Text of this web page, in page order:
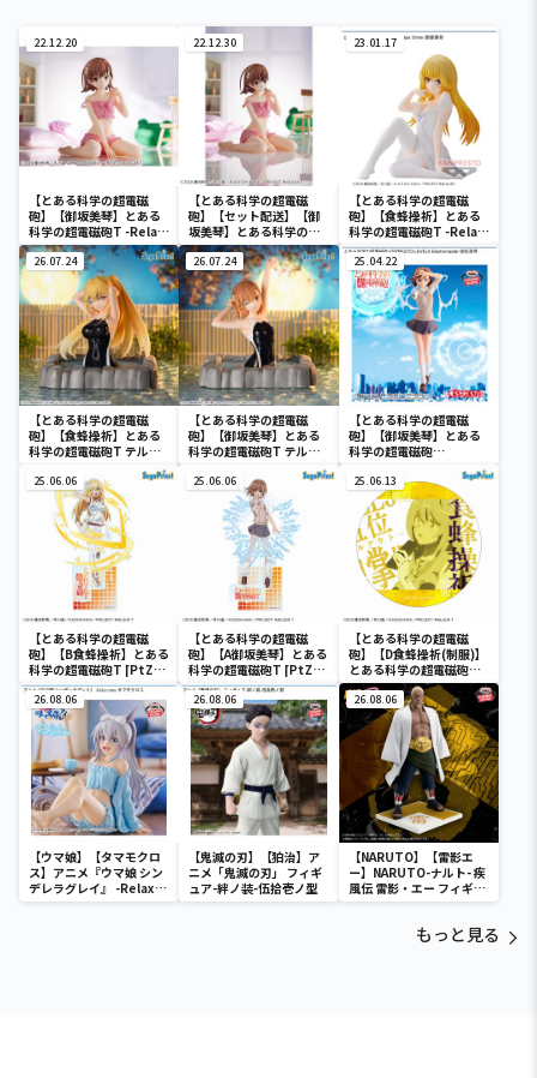
22.12.20
【とある科学の超電磁
砲】【御坂美琴】とある
科学の超電磁砲T -Relax
time-御坂美琴
22.12.30
【とある科学の超電磁
砲】【セット配送】【御
坂美琴】とある科学の超
電磁砲T -Relax time-御
坂美琴
23.01.17
【とある科学の超電磁
砲】【食蜂操祈】とある
科学の超電磁砲T -Relax
time-食蜂操祈
26.07.24
【とある科学の超電磁
砲】【食蜂操祈】とある
科学の超電磁砲T テルマ
エ・湯～とぴあ ‐食蜂操
祈‐
26.07.24
【とある科学の超電磁
砲】【御坂美琴】とある
科学の超電磁砲T テルマ
エ・湯～とぴあ ‐御坂美
琴‐
25.04.22
【とある科学の超電磁
砲】【御坂美琴】とある
科学の超電磁砲
Electromaster-御坂美
25.06.06
【とある科学の超電磁
砲】【B食蜂操祈】とある
科学の超電磁砲T [PtZ]
アクリルジオラマ
25.06.06
【とある科学の超電磁
砲】【A御坂美琴】とある
科学の超電磁砲T [PtZ]
アクリルジオラマ
25.06.13
【とある科学の超電磁
砲】【D食蜂操祈(制服)】
とある科学の超電磁砲T
ホログラム缶バッジ(EX)
26.08.06
【ウマ娘】【タマモクロ
ス】アニメ『ウマ娘 シン
デレラグレイ』 -Relax
time-タマモクロス
26.08.06
【鬼滅の刃】【狛治】ア
ニメ「鬼滅の刃」 フィギ
ュア-絆ノ装-伍拾壱ノ型
26.08.06
【NARUTO】【雷影エ
ー】NARUTO-ナルト- 疾
風伝 雷影・エー フィギュ
ア～五影集結…!!～
もっと見る